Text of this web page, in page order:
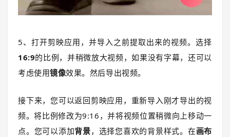
5、打开剪映应用，并导入之前提取出来的视频。选择
16:9的比例，并稍微放大视频，如果没有字幕，还可以
考虑使用镜像效果。然后导出视频。
接下来，您可以返回剪映应用，重新导入刚才导出的视
频。将比例修改为9:16，并将视频位置稍微向上移动一
点。您可以添加背景，选择您喜欢的背景样式。在画布